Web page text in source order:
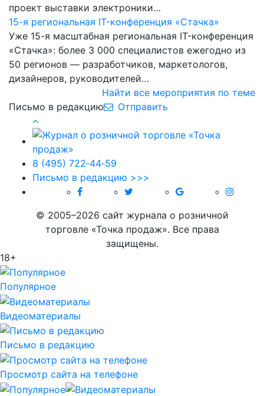
проект выставки электроники…
15-я региональная IT-конференция «Стачка»
Уже 15-я масштабная региональная IT-конференция
«Стачка»: более 3 000 специалистов ежегодно из
50 регионов — разработчиков, маркетологов,
дизайнеров, руководителей…
Найти все мероприятия по теме
Письмо в редакцию
Отправить
8 (495) 722‑44‑59
Письмо в редакцию >>>
© 2005–2026 сайт журнала о розничной
торговле «Точка продаж». Все права
защищены.
18+
Популярное
Видеоматериалы
Письмо в редакцию
Просмотр сайта на телефоне